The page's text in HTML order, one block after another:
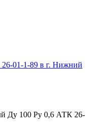
01-1-89 в г. Нижний
Ду 100 Ру 0,6 АТК 26-